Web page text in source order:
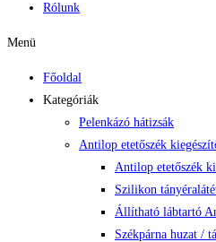
Rólunk
Menü
Főoldal
Kategóriák
Pelenkázó hátizsák
Antilop etetőszék
Antilop etetőszék
Szilikon
Állítható lábtartó
Székpárna huzat /